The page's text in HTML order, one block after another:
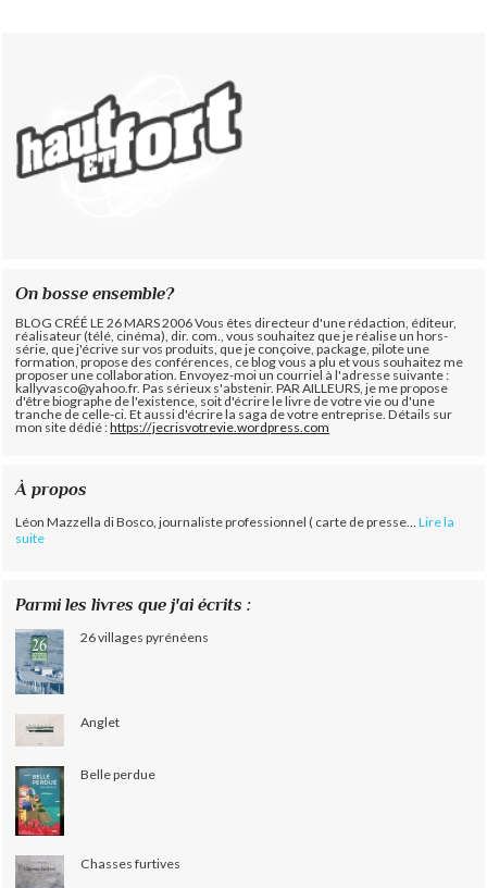
On bosse ensemble?
BLOG CRÉÉ LE 26 MARS 2006 Vous êtes directeur d'une rédaction, éditeur,
réalisateur (télé, cinéma), dir. com., vous souhaitez que je réalise un hors-
série, que j'écrive sur vos produits, que je conçoive, package, pilote une
formation, propose des conférences, ce blog vous a plu et vous souhaitez me
proposer une collaboration. Envoyez-moi un courriel à l'adresse suivante :
kallyvasco@yahoo.fr. Pas sérieux s'abstenir. PAR AILLEURS, je me propose
d'être biographe de l'existence, soit d'écrire le livre de votre vie ou d'une
tranche de celle-ci. Et aussi d'écrire la saga de votre entreprise. Détails sur
mon site dédié :https://jecrisvotrevie.wordpress.com
À propos
Léon Mazzella di Bosco, journaliste professionnel ( carte de presse... Lire la
suite
Parmi les livres que j'ai écrits :
26 villages pyrénéens
Anglet
Belle perdue
Chasses furtives